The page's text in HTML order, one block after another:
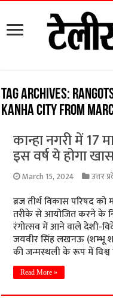
Tag Archives:
Kanha city from
कान्हा नगरी में 17
इस वर्ष ये होगा
March 15, 2024 उत्तर
ब्रज तीर्थ विकास परिषद
तरीके से आयोजित करने के
रंगोत्सव में आने वाले देशी-
जयवीर सिंह लखनऊ (शम्भू
की जन्मस्थली के रूप में
Read More »